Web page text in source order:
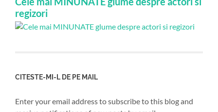
regizori
CITESTE-MI-L DE PE MAIL
Enter your email address to subscribe to this blog and